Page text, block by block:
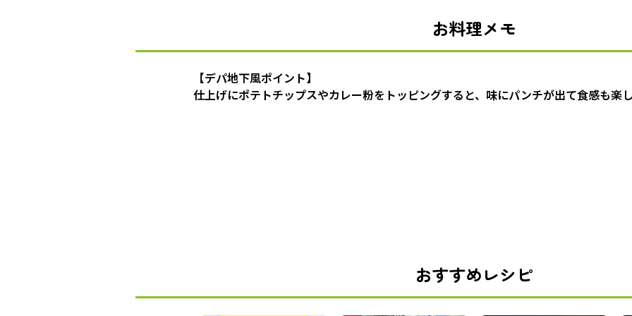
お料理メモ
【デパ地下風ポイント】
仕上げにポテトチップスやカレー粉をトッピングすると、味にパンチが出て食感も楽
おすすめレシピ